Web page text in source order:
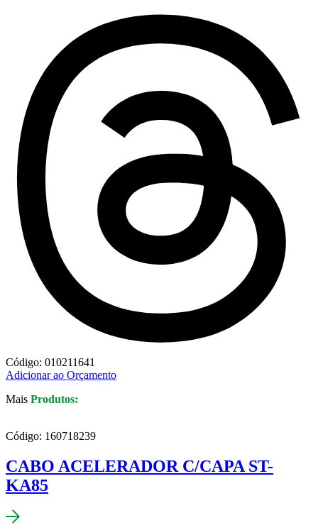
Código: 010211641
Adicionar ao Orçamento
Mais Produtos:
Código: 160718239
CABO ACELERADOR C/CAPA ST-
KA85